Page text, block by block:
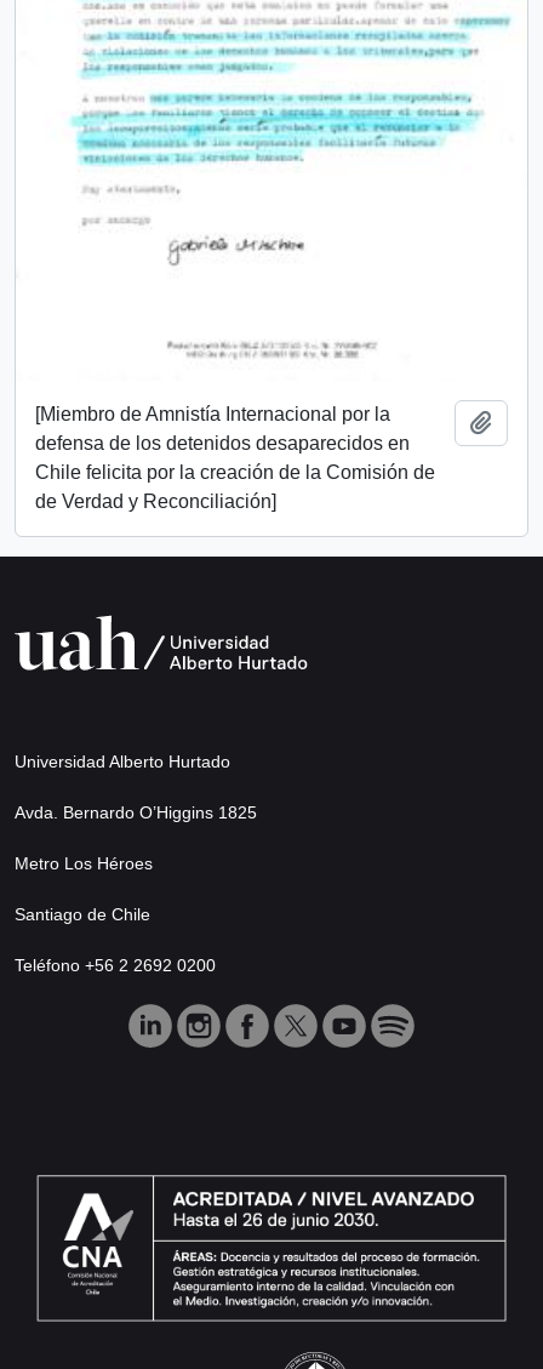
[Miembro de Amnistía Internacional por la
defensa de los detenidos desaparecidos en
Chile felicita por la creación de la Comisión de
de Verdad y Reconciliación]
Universidad Alberto Hurtado
Avda. Bernardo O’Higgins 1825
Metro Los Héroes
Santiago de Chile
Teléfono +56 2 2692 0200